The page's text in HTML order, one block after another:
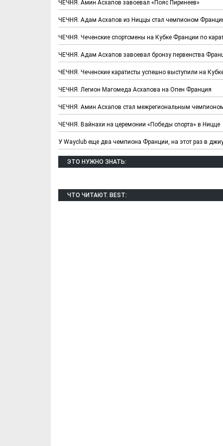
ЧЕЧНЯ. Амин Асхапов завоевал «Пояс Пиринеев»
ЧЕЧНЯ. Адам Асхапов из Ниццы стал чемпионом
ЧЕЧНЯ. Чеченские спортсмены на Кубке Франции по
ЧЕЧНЯ. Адам Асхапов завоевал бронзу первенства
ЧЕЧНЯ. Чеченские каратисты успешно выступили на
ЧЕЧНЯ. Легион Магомеда Асхапова на Опен Франция
ЧЕЧНЯ. Амин Асхапов стал межрегиональным
ЧЕЧНЯ. Вайнахи на церемонии «Победы спорта» в Ницце
У Wayclub еще два чемпиона Франции, на этот раз в
ЭТО НУЖНО ЗНАТЬ:
ЧТО ЧИТАЮТ. BEST:
Х. Гапураев. Капкан
для Зелимхана (Отр.
из романа «1овда»)
ЧЕЧНЯ. А.